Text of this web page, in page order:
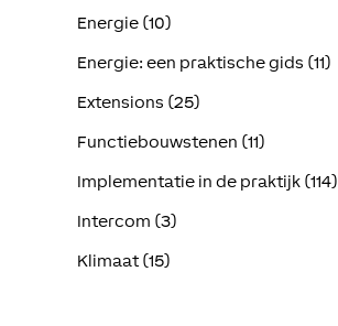
Energie (10)
Energie: een praktische gids (11)
Extensions (25)
Functiebouwstenen (11)
Implementatie in de praktijk (114)
Intercom (3)
Klimaat (15)